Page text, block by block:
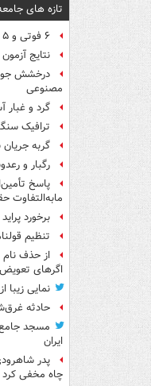
تازه های
۶ فوتی و ۵ مصدوم بر اثر تصادف زنجیره‌ای
نتایج
درخشش
مصنوعی
گرد و غبار
ترافیک
گربه
رگبار و
پاسخ
مابه‌التفاوت
برخورد پراید با تیر
تنظیم
از حذف نام
اگرهای
نمایی زیبا
حادثه غرق‌شدگی
مسجد جامع
ایران
پدر
چاه مخفی کرد